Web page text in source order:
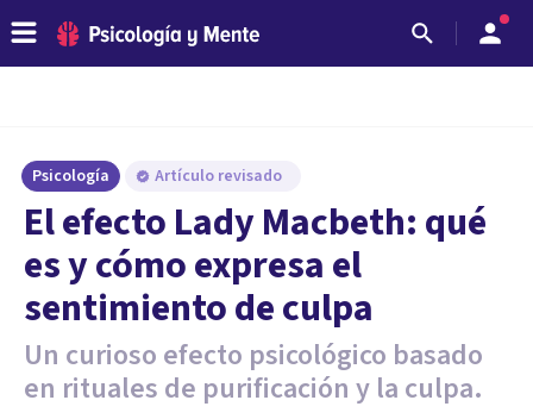
Psicología Artículo revisado
El efecto Lady Macbeth: qué
es y cómo expresa el
sentimiento de culpa
Un curioso efecto psicológico basado
en rituales de purificación y la culpa.